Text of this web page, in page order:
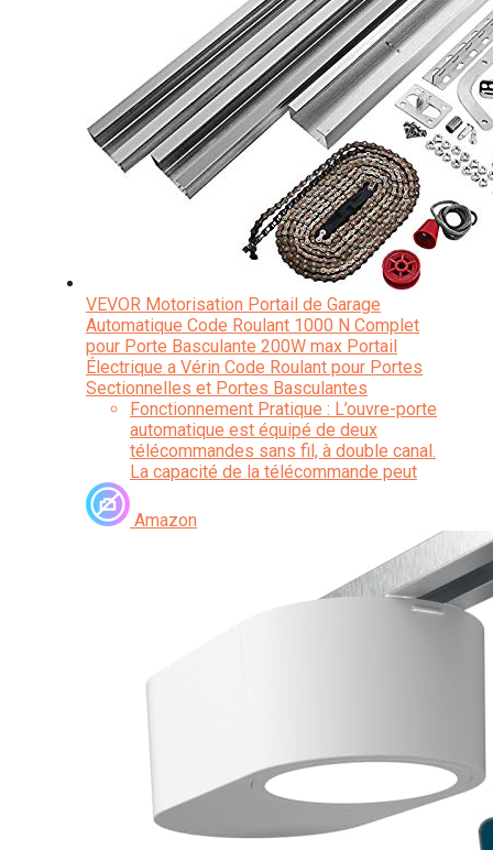
VEVOR Motorisation Portail de Garage
Automatique Code Roulant 1000 N Complet
pour Porte Basculante 200W max Portail
Électrique a Vérin Code Roulant pour Portes
Sectionnelles et Portes Basculantes
Fonctionnement Pratique : L’ouvre-porte
automatique est équipé de deux
télécommandes sans fil, à double canal.
La capacité de la télécommande peut
ouverte).
Travail à Faible Bruit : L'opérateur de
Amazon